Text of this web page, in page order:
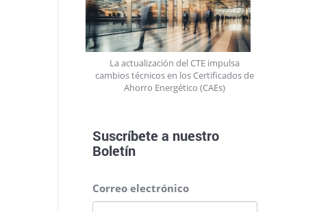
La actualización del CTE impulsa
cambios técnicos en los Certificados de
Ahorro Energético (CAEs)
Suscríbete a nuestro
Boletín
Correo electrónico